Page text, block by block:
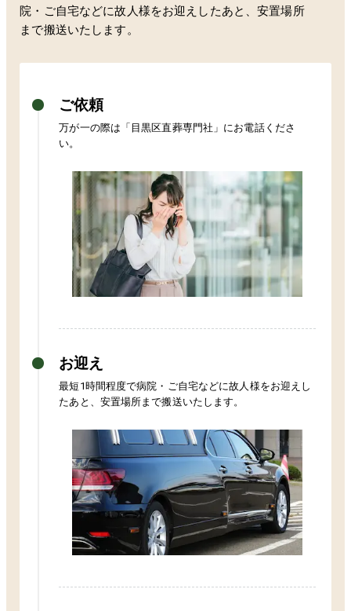
院・ご自宅などに故人様をお迎えしたあと、安置場所
まで搬送いたします。
ご依頼
万が一の際は「目黒区直葬専門社」にお電話くださ
い。
お迎え
最短1時間程度で病院・ご自宅などに故人様をお迎えし
たあと、安置場所まで搬送いたします。